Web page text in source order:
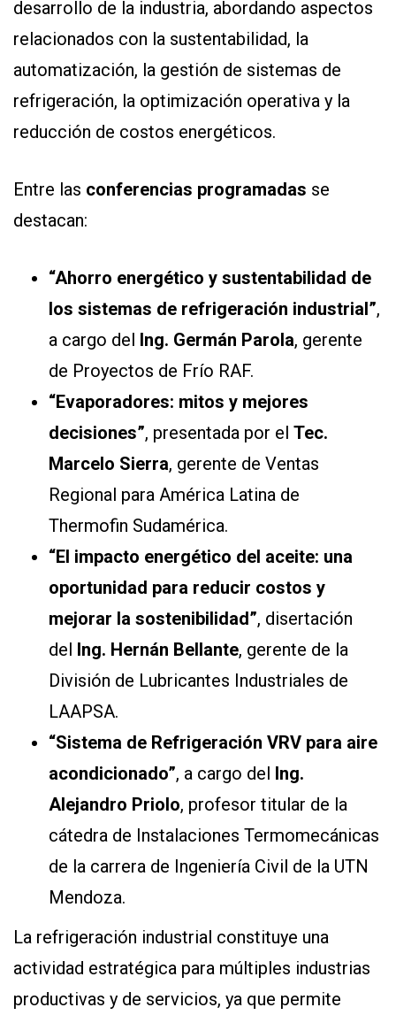
desarrollo de la industria, abordando aspectos
relacionados con la sustentabilidad, la
automatización, la gestión de sistemas de
refrigeración, la optimización operativa y la
reducción de costos energéticos.
Entre las conferencias programadas se
destacan:
“Ahorro energético y sustentabilidad de
los sistemas de refrigeración industrial”,
a cargo del Ing. Germán Parola, gerente
de Proyectos de Frío RAF.
“Evaporadores: mitos y mejores
decisiones”, presentada por el Tec.
Marcelo Sierra, gerente de Ventas
Regional para América Latina de
Thermofin Sudamérica.
“El impacto energético del aceite: una
oportunidad para reducir costos y
mejorar la sostenibilidad”, disertación
del Ing. Hernán Bellante, gerente de la
División de Lubricantes Industriales de
LAAPSA.
“Sistema de Refrigeración VRV para aire
acondicionado”, a cargo del Ing.
Alejandro Priolo, profesor titular de la
cátedra de Instalaciones Termomecánicas
de la carrera de Ingeniería Civil de la UTN
Mendoza.
La refrigeración industrial constituye una
actividad estratégica para múltiples industrias
productivas y de servicios, ya que permite